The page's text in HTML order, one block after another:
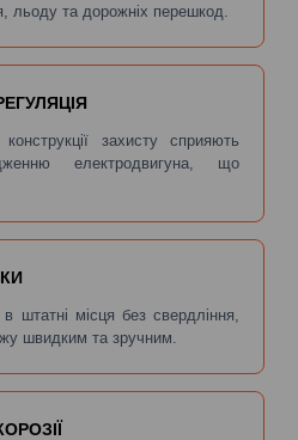
льоду та дорожніх перешкод.
захисту сприяють
електродвигуна, що
штатні місця без свердління,
швидким та зручним.